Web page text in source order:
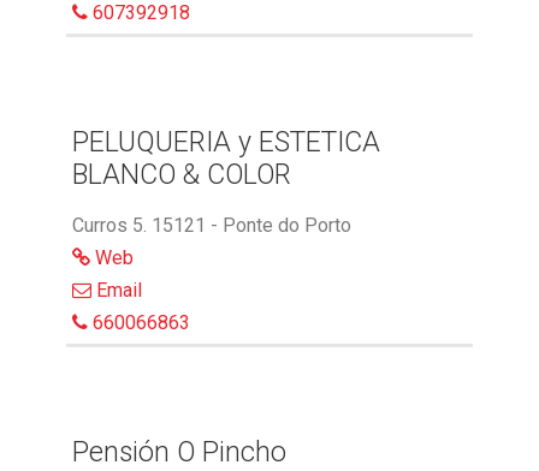
607392918
PELUQUERIA y ESTETICA
BLANCO & COLOR
Curros 5. 15121 - Ponte do Porto
Web
Email
660066863
Pensión O Pincho